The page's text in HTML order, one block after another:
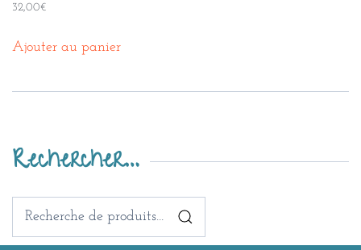
32,00€
Ajouter au panier
Rechercher…
Recherche